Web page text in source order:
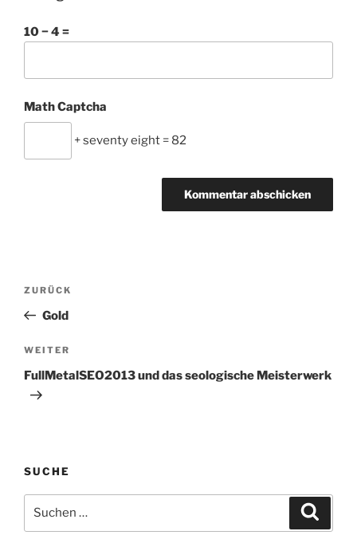
10 − 4 =
Math Captcha
+ seventy eight = 82
Beitragsnavigation
Vorheriger
Beitrag
ZURÜCK
Gold
Nächster
Beitrag
WEITER
FullMetalSEO2013 und das seologische Meisterwerk
SUCHE
nach: